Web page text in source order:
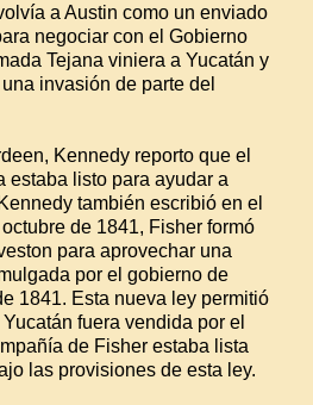
a Austin como un enviado
negociar con el Gobierno
Tejana viniera a Yucatán y
invasión de parte del
Kennedy reporto que el
estaba listo para ayudar a
también escribió en el
de 1841, Fisher formó
para aprovechar una
por el gobierno de
1841. Esta nueva ley permitió
fuera vendida por el
de Fisher estaba lista
las provisiones de esta ley.